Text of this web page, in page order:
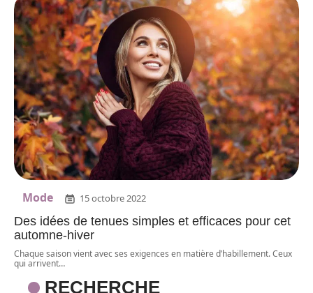
Mode 15 octobre 2022
Des idées de tenues simples et efficaces pour cet
automne-hiver
Chaque saison vient avec ses exigences en matière d’habillement. Ceux
qui arrivent…
RECHERCHE